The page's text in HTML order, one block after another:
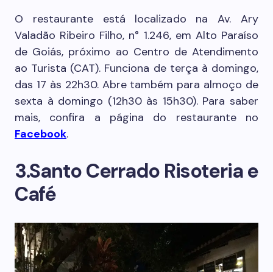
O restaurante está localizado na Av. Ary
Valadão Ribeiro Filho, n° 1.246, em Alto Paraíso
de Goiás, próximo ao Centro de Atendimento
ao Turista (CAT). Funciona de terça à domingo,
das 17 às 22h30. Abre também para almoço de
sexta à domingo (12h30 às 15h30). Para saber
mais, confira a página do restaurante no
Facebook.
3.Santo Cerrado Risoteria e
Café